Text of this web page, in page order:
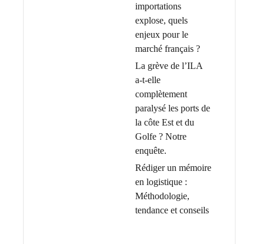
importations
explose, quels
enjeux pour le
marché français ?
La grève de l’ILA
a-t-elle
complètement
paralysé les ports de
la côte Est et du
Golfe ? Notre
enquête.
Rédiger un mémoire
en logistique :
Méthodologie,
tendance et conseils